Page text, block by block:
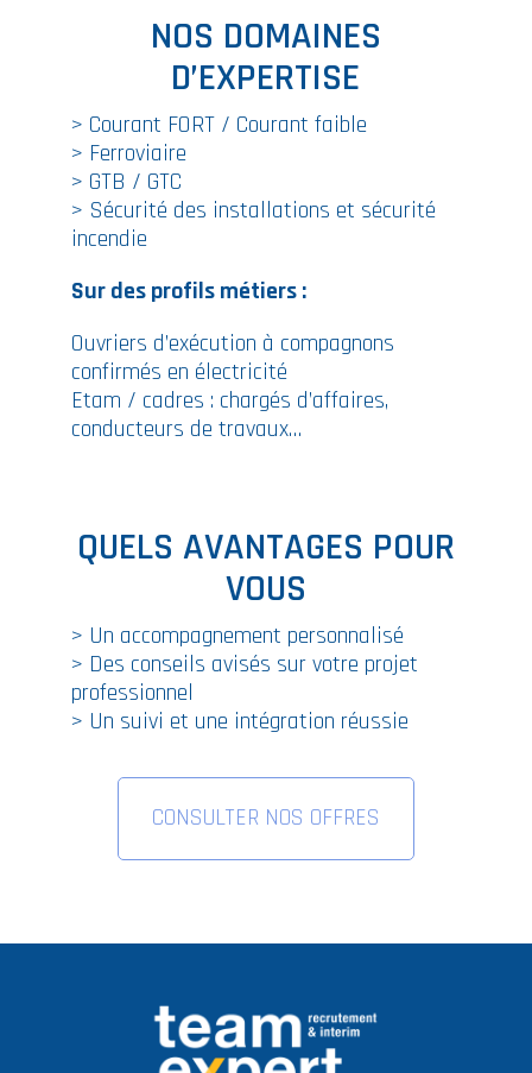
NOS DOMAINES
D’EXPERTISE
> Courant FORT / Courant faible
> Ferroviaire
> GTB / GTC
> Sécurité des installations et sécurité
incendie
Sur des profils métiers :
Ouvriers d’exécution à compagnons
confirmés en électricité
Etam / cadres : chargés d’affaires,
conducteurs de travaux…
QUELS AVANTAGES POUR
VOUS
> Un accompagnement personnalisé
> Des conseils avisés sur votre projet
professionnel
> Un suivi et une intégration réussie
CONSULTER NOS OFFRES